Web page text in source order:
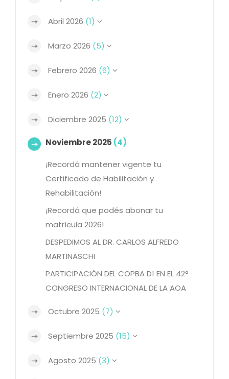
Abril 2026 (1)
Marzo 2026 (5)
Febrero 2026 (6)
Enero 2026 (2)
Diciembre 2025 (12)
Noviembre 2025 (4)
¡Recordá mantener vigente tu
Certificado de Habilitación y
Rehabilitación!
¡Recordá que podés abonar tu
matrícula 2026!
DESPEDIMOS AL DR. CARLOS ALFREDO
MARTINASCHI
PARTICIPACIÓN DEL COPBA D1 EN EL 42°
CONGRESO INTERNACIONAL DE LA AOA
Octubre 2025 (7)
Septiembre 2025 (15)
Agosto 2025 (3)